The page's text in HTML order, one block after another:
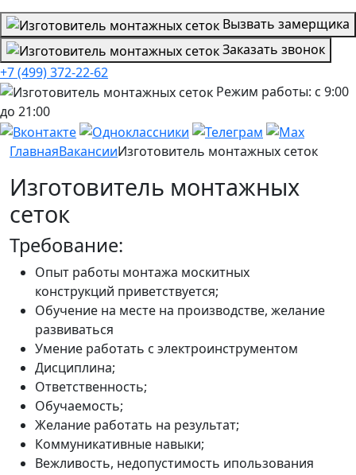
Вызвать замерщика
Заказать звонок
+7 (499) 372-22-62
Режим работы: с 9:00
до 21:00
ГлавнаяВакансииИзготовитель монтажных сеток
Изготовитель монтажных
сеток
Требование:
Опыт работы монтажа москитных
конструкций приветствуется;
Обучение на месте на производстве, желание
развиваться
Умение работать с электроинструментом
Дисциплина;
Ответственность;
Обучаемость;
Желание работать на результат;
Коммуникативные навыки;
Вежливость, недопустимость ипользования